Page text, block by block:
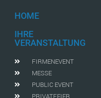
HOME
IHRE
VERANSTALTUNG
FIRMENEVENT
MESSE
PUBLIC EVENT
PRIVATFEIER